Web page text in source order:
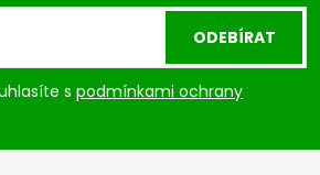
s podmínkami ochrany
ODEBÍRAT